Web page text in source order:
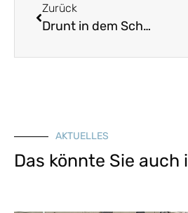
Zurück
Drunt in dem Schwabenland
AKTUELLES
Das könnte Sie